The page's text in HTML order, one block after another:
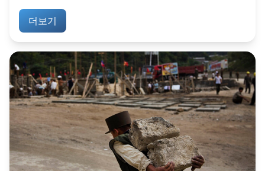
더보기